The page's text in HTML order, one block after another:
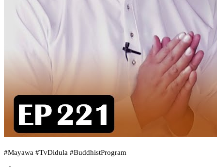
#Mayawa #TvDidula #BuddhistProgram